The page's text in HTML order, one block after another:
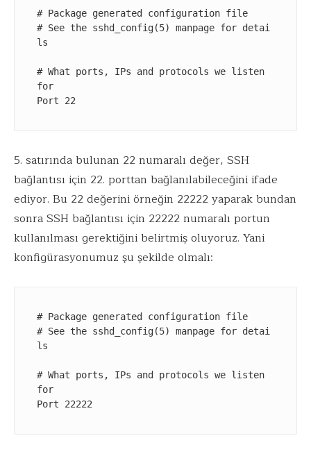
# Package generated configuration file
# See the sshd_config(5) manpage for detai
ls
# What ports, IPs and protocols we listen
for
Port 22
5. satırında bulunan 22 numaralı değer, SSH
bağlantısı için 22. porttan bağlanılabileceğini ifade
ediyor. Bu 22 değerini örneğin 22222 yaparak bundan
sonra SSH bağlantısı için 22222 numaralı portun
kullanılması gerektiğini belirtmiş oluyoruz. Yani
konfigürasyonumuz şu şekilde olmalı:
# Package generated configuration file
# See the sshd_config(5) manpage for detai
ls
# What ports, IPs and protocols we listen
for
Port 22222